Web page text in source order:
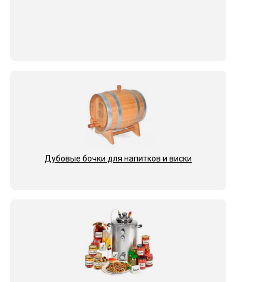
Дубовые бочки для напитков и виски